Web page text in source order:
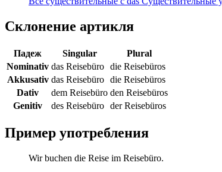
Склонение артикля
Падеж Singular
Plural
Nominativ das Reisebüro die Reisebüros
Akkusativ das Reisebüro die Reisebüros
Dativ
dem Reisebüro den Reisebüros
Genitiv
des Reisebüro der Reisebüros
Пример употребления
Wir buchen die Reise im Reisebüro.